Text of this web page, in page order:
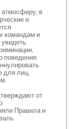
атмосферу, в
и
командам и
поведения.
для лиц,
от
Правила и